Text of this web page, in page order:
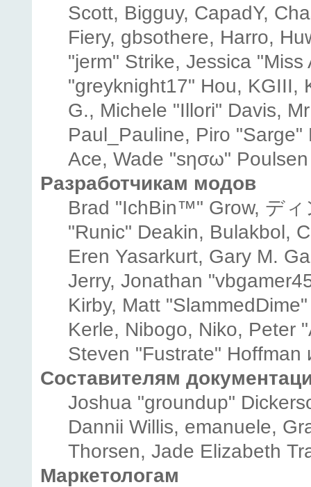
Scott, Bigguy, CapadY,
Fiery, gbsothere, Harro,
"jerm" Strike, Jessica
"greyknight17" Hou, KGIII,
G., Michele "Illori" Davis,
Paul_Pauline, Piro
Ace, Wade "sησω"
Разработчикам модов
Brad "IchBin™" Grow, デ
"Runic" Deakin, Bulakbol,
Eren Yasarkurt, Gary M.
Jerry, Jonathan
Kirby, Matt
Kerle, Nibogo, Niko, Peter
Steven "Fustrate" Hoffman
Составителям
Joshua "groundup"
Dannii Willis, emanuele,
Thorsen, Jade Elizabeth
Маркетологам